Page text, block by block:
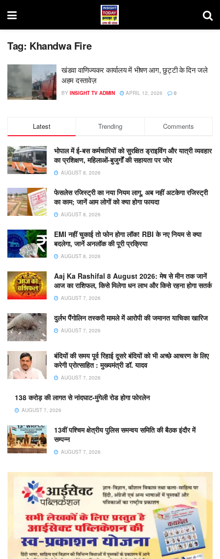
Tag: Khandwa Fire
खंडवा वाणिज्यकर कार्यालय में भीषण आग, छुट्टी के दिन जले
अहम दस्तावेज़
BY INSIGHT TV ADMIN APRIL 12, 2026 0
Latest Trending Comments
भोपाल में ई-बस कर्मचारियों को सुरक्षित ड्राइविंग और यात्री व्यवहार
का प्रशिक्षण, महिलाओं-बुजुर्गों की सहायता पर जोर
AUGUST 8, 2026
फेसलेस रजिस्ट्री का नया नियम लागू, अब नहीं अटकेगा रजिस्ट्री
का काम; जानें आम लोगों को क्या होगा फायदा
AUGUST 8, 2026
EMI नहीं चुकाई तो फोन होगा लॉक! RBI के नए नियम से क्या
बदलेगा, जानें अनलॉक की पूरी प्रक्रिया
AUGUST 8, 2026
Aaj Ka Rashifal 8 August 2026: मेष से मीन तक जानें
आज का राशिफल, किसे मिलेगा धन लाभ और किसे रहना होगा सतर्क
AUGUST 7, 2026
दुर्लभ पैंगोलिन तस्करी मामले में आरोपी की जमानत याचिका खारिज
AUGUST 7, 2026
बंदियों की समय पूर्व रिहाई दूसरे बंदियों को भी अच्छे आचरण के लिए
करेगी प्रोत्साहित : मुख्यमंत्री डॉ. यादव
AUGUST 7, 2026
138 करोड़ की लागत से नांदघाट-मुंगेली रोड होगा फोरलेन
AUGUST 7, 2026
13वीं पश्चिम क्षेत्रीय पुलिस समन्वय समिति की बैठक इंदौर में
सम्पन्न
AUGUST 7, 2026